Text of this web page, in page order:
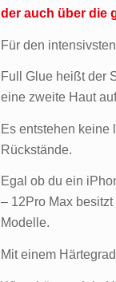
der auch über die
Für den
Full Glue heißt der
eine zweite Haut
Es entstehen keine
Rückstände.
Egal ob du ein
– 12Pro Max
Modelle.
Mit einem